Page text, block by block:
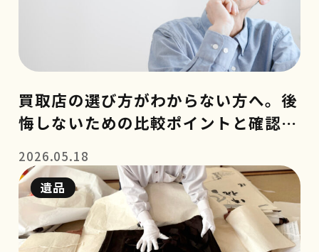
買取店の選び方がわからない方へ。後
悔しないための比較ポイントと確認事
2026.05.18
遺品